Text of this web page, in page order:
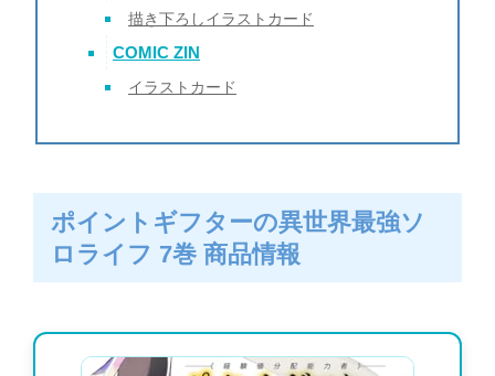
描き下ろしイラストカード
COMIC ZIN
イラストカード
ポイントギフターの異世界最強ソ
ロライフ 7巻 商品情報